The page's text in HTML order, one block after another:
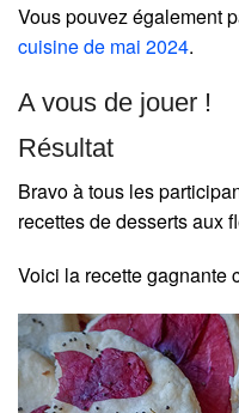
Vous pouvez également
cuisine de mai 2024.
A vous de jouer !
Résultat
Bravo à tous les
recettes de desserts aux
Voici la recette gagnante